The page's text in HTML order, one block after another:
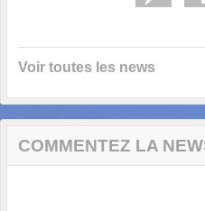
Voir toutes les news
COMMENTEZ LA